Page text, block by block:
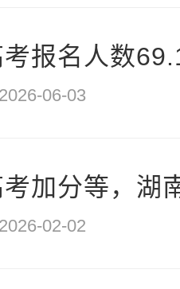
报名人数
2026-06-03
加分等，湖
2026-02-02